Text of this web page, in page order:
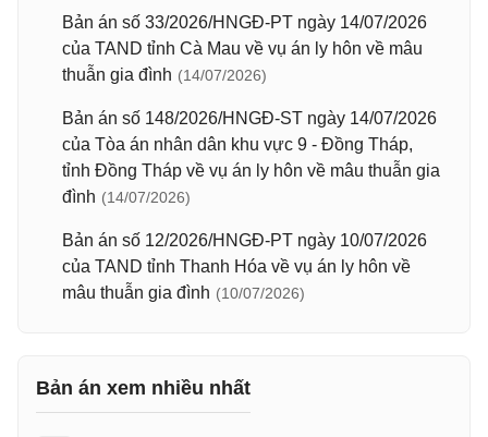
Bản án số 33/2026/HNGĐ-PT ngày 14/07/2026
của TAND tỉnh Cà Mau về vụ án ly hôn về mâu
thuẫn gia đình (14/07/2026)
Bản án số 148/2026/HNGĐ-ST ngày 14/07/2026
của Tòa án nhân dân khu vực 9 - Đồng Tháp,
tỉnh Đồng Tháp về vụ án ly hôn về mâu thuẫn gia
đình (14/07/2026)
Bản án số 12/2026/HNGĐ-PT ngày 10/07/2026
của TAND tỉnh Thanh Hóa về vụ án ly hôn về
mâu thuẫn gia đình (10/07/2026)
Bản án xem nhiều nhất